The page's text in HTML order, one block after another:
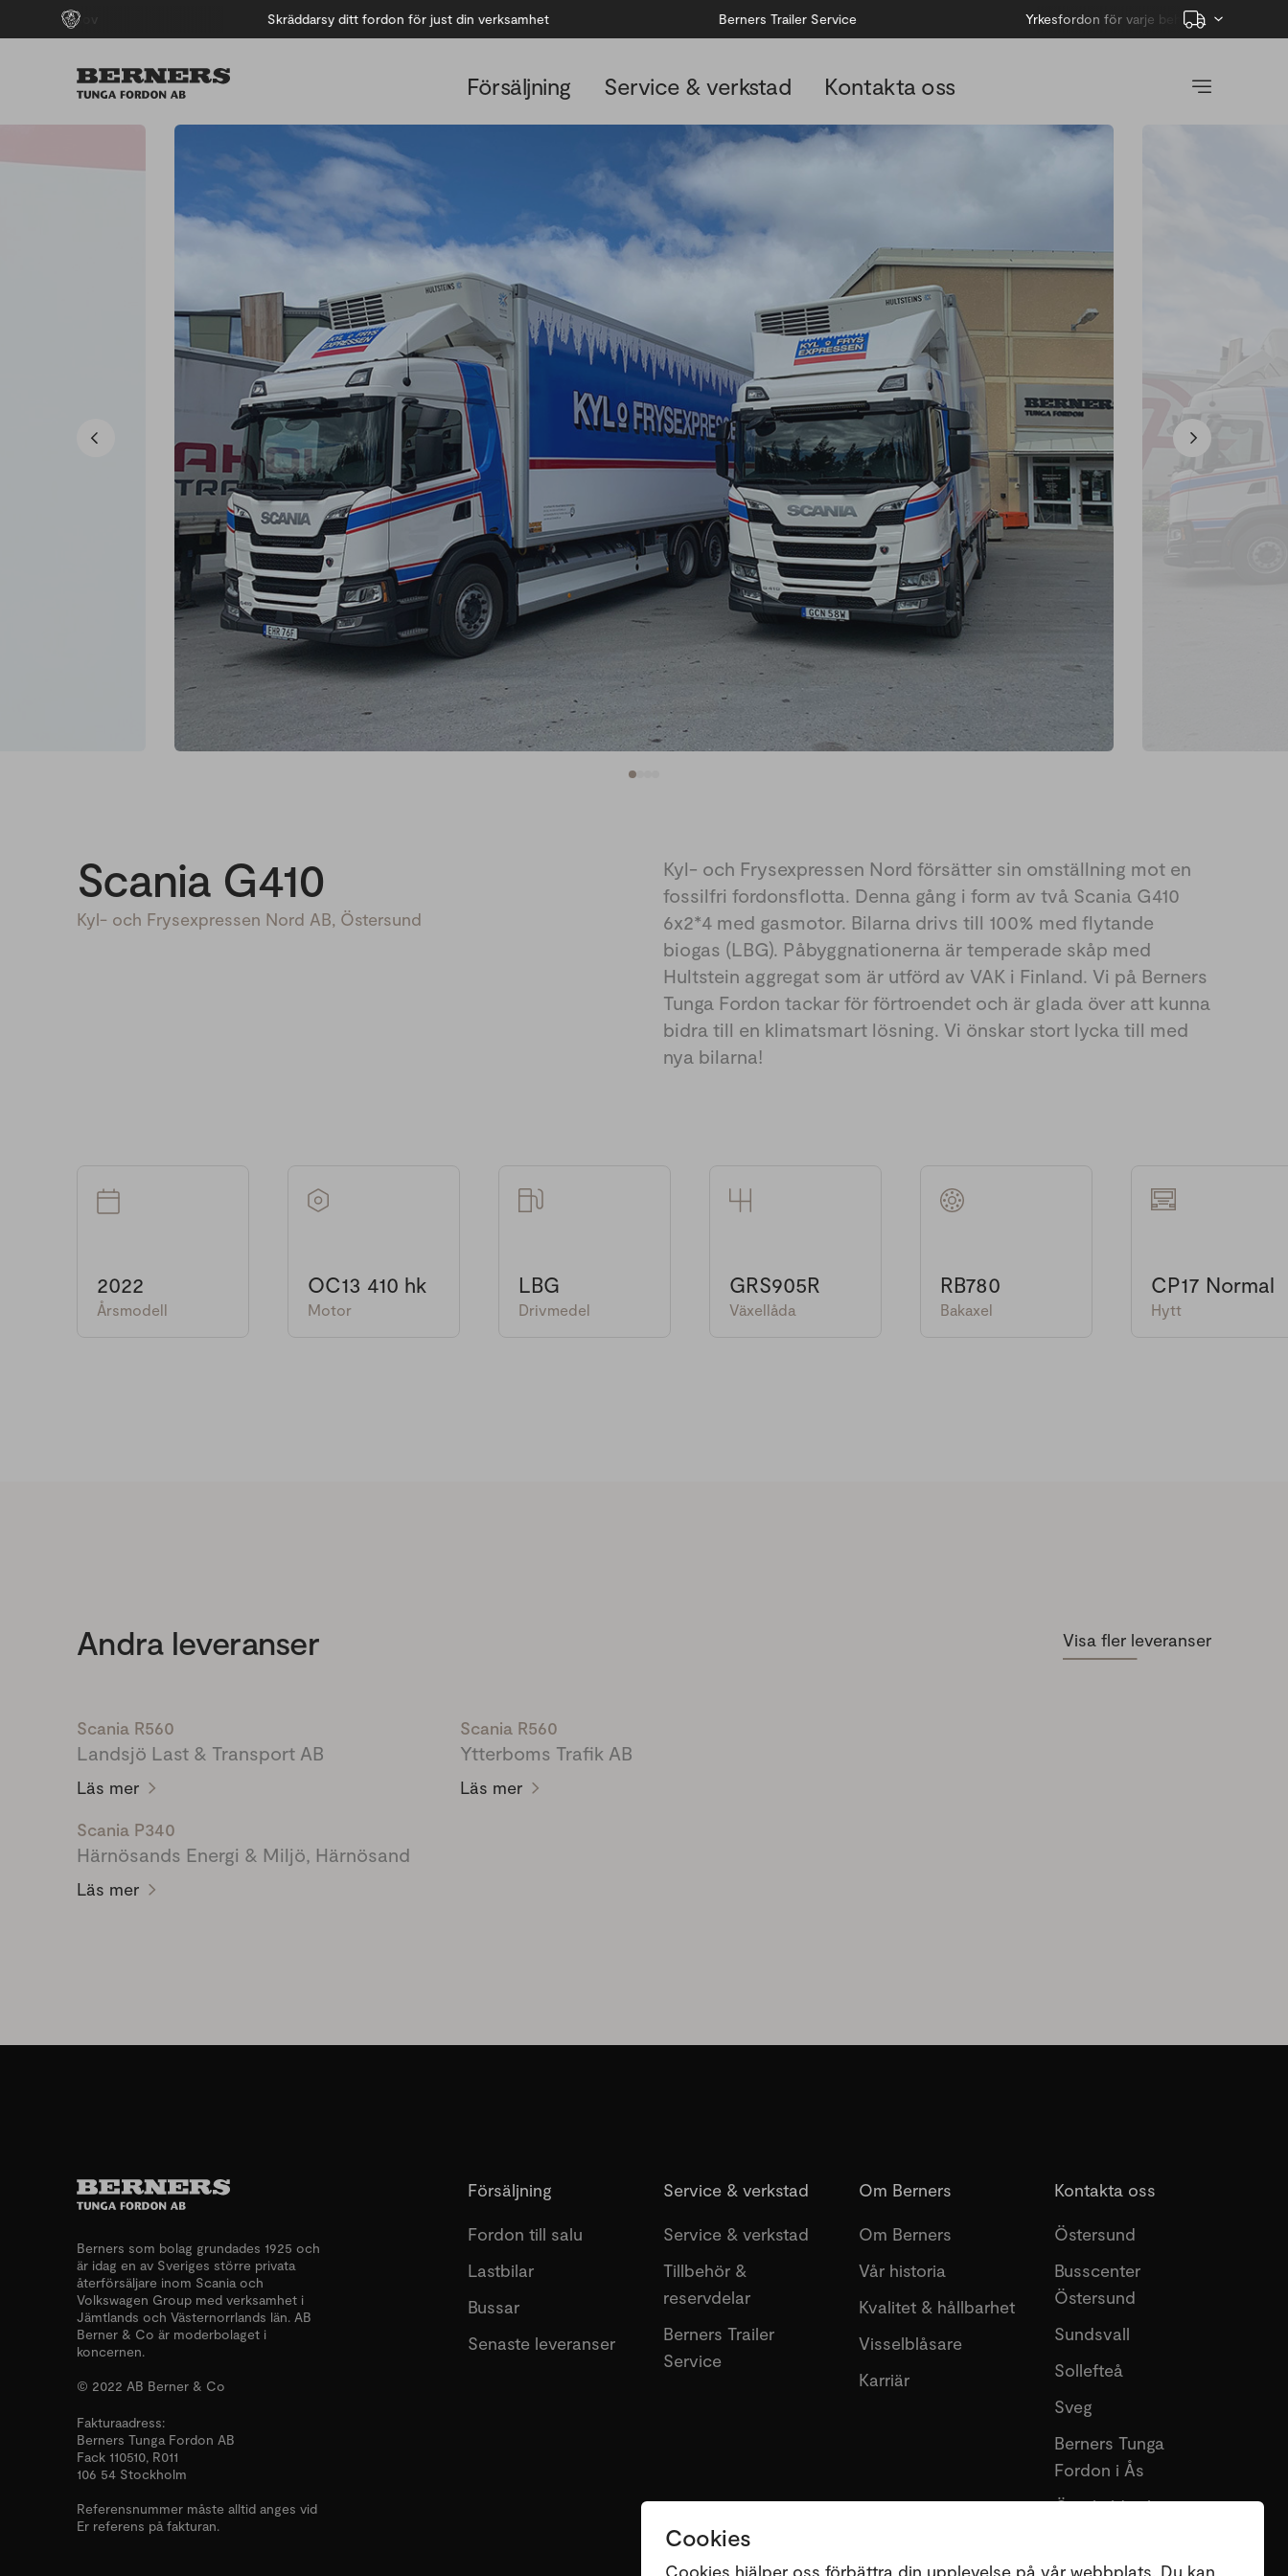
Cookies
Cookies hjälper oss förbättra din upplevelse på vår webbplats. Du kan
Skräddarsy ditt fordon för just din verksamhet Berners Trailer Service Yrkesfordon för varje behov
Försäljning Service & verkstad Kontakta oss
Scania G410
Kyl- och Frysexpressen Nord AB, Östersund
Kyl- och Frysexpressen Nord försätter sin omställning mot en
fossilfri fordonsflotta. Denna gång i form av två Scania G410
6x2*4 med gasmotor. Bilarna drivs till 100% med flytande
biogas (LBG). Påbyggnationerna är temperade skåp med
Hultstein aggregat som är utförd av VAK i Finland. Vi på Berners
Tunga Fordon tackar för förtroendet och är glada över att kunna
bidra till en klimatsmart lösning. Vi önskar stort lycka till med
nya bilarna!
2022
Årsmodell
OC13 410 hk
Motor
LBG
Drivmedel
GRS905R
Växellåda
RB780
Bakaxel
CP17 Normal
Hytt
Andra leveranser Visa fler leveranser
Scania R560
Landsjö Last & Transport AB
Läs mer
Scania R560
Ytterboms Trafik AB
Läs mer
Scania P340
Härnösands Energi & Miljö, Härnösand
Läs mer
Berners som bolag grundades 1925 och
är idag en av Sveriges större privata
återförsäljare inom Scania och
Volkswagen Group med verksamhet i
Jämtlands och Västernorrlands län. AB
Berner & Co är moderbolaget i
koncernen.
© 2022 AB Berner & Co
Fakturaadress:
Berners Tunga Fordon AB
Fack 110510, R011
106 54 Stockholm
Referensnummer måste alltid anges vid
Er referens på fakturan.
Försäljning
Fordon till salu
Lastbilar
Bussar
Senaste leveranser
Service & verkstad
Service & verkstad
Tillbehör &
reservdelar
Berners Trailer
Service
Om Berners
Om Berners
Vår historia
Kvalitet & hållbarhet
Visselblåsare
Karriär
Kontakta oss
Östersund
Busscenter
Östersund
Sundsvall
Sollefteå
Sveg
Berners Tunga
Fordon i Ås
Örnsköldsvik